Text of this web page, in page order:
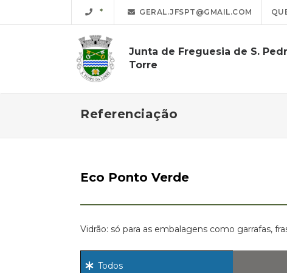
GERAL.JFSPT@GMAIL.COM
Junta de Freguesia de S.
Torre
Referenciação
Eco Ponto Verde
Vidrão: só para as embalagens como garrafas,
Todos